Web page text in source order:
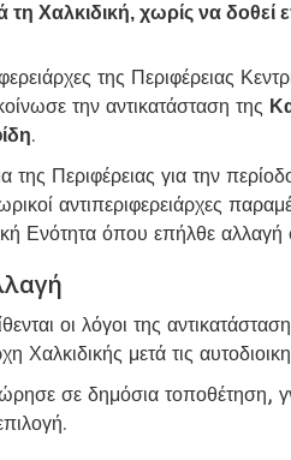
Χαλκιδική, χωρίς να δοθεί
της Περιφέρειας
την αντικατάσταση της
.
της Περιφέρειας για την
αντιπεριφερειάρχες
Ενότητα όπου επήλθε αλλαγή
οι λόγοι της
Χαλκιδικής μετά τις
σε δημόσια